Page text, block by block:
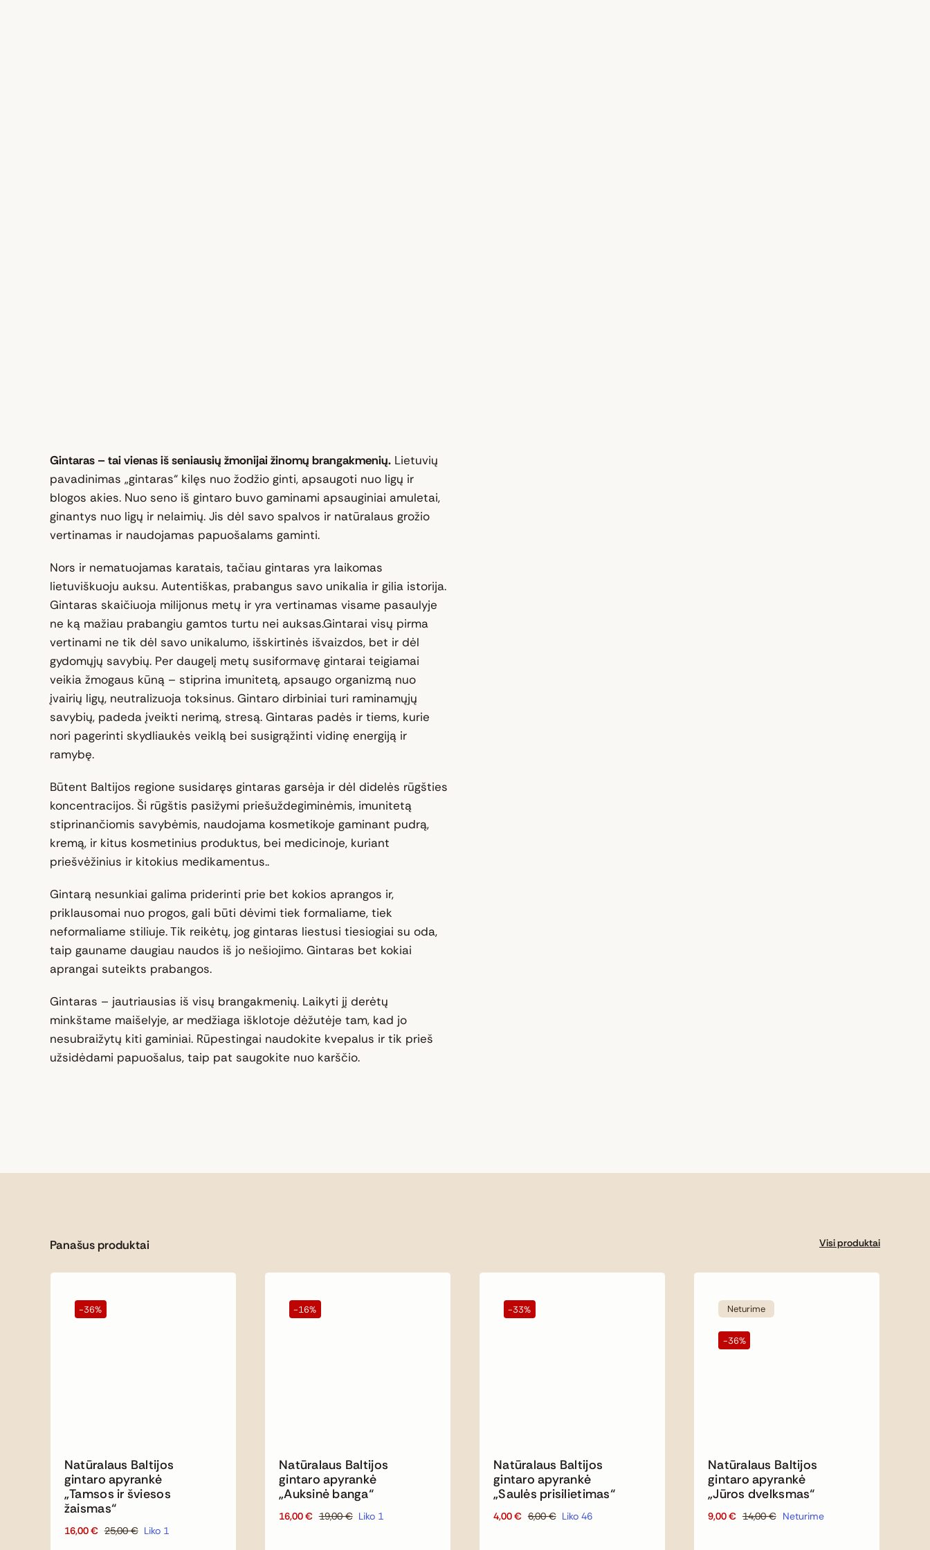
Gintaras – tai vienas iš seniausių žmonijai žinomų brangakmenių.Lietuvių
pavadinimas „gintaras“ kilęs nuo žodžio ginti, apsaugoti nuo ligų ir
blogos akies. Nuo seno iš gintaro buvo gaminami apsauginiai amuletai,
ginantys nuo ligų ir nelaimių. Jis dėl savo spalvos ir natūralaus grožio
vertinamas ir naudojamas papuošalams gaminti.
Nors ir nematuojamas karatais, tačiau gintaras yra laikomas
lietuviškuoju auksu. Autentiškas, prabangus savo unikalia ir gilia istorija.
Gintaras skaičiuoja milijonus metų ir yra vertinamas visame pasaulyje
ne ką mažiau prabangiu gamtos turtu nei auksas.Gintarai visų pirma
vertinami ne tik dėl savo unikalumo, išskirtinės išvaizdos, bet ir dėl
gydomųjų savybių. Per daugelį metų susiformavę gintarai teigiamai
veikia žmogaus kūną – stiprina imunitetą, apsaugo organizmą nuo
įvairių ligų, neutralizuoja toksinus. Gintaro dirbiniai turi raminamųjų
savybių, padeda įveikti nerimą, stresą. Gintaras padės ir tiems, kurie
nori pagerinti skydliaukės veiklą bei susigrąžinti vidinę energiją ir
ramybę.
Būtent Baltijos regione susidaręs gintaras garsėja ir dėl didelės rūgšties
koncentracijos. Ši rūgštis pasižymi priešuždegiminėmis, imunitetą
stiprinančiomis savybėmis, naudojama kosmetikoje gaminant pudrą,
kremą, ir kitus kosmetinius produktus, bei medicinoje, kuriant
priešvėžinius ir kitokius medikamentus..
Gintarą nesunkiai galima priderinti prie bet kokios aprangos ir,
priklausomai nuo progos, gali būti dėvimi tiek formaliame, tiek
neformaliame stiliuje. Tik reikėtų, jog gintaras liestusi tiesiogiai su oda,
taip gauname daugiau naudos iš jo nešiojimo. Gintaras bet kokiai
aprangai suteikts prabangos.
Gintaras – jautriausias iš visų brangakmenių. Laikyti jį derėtų
minkštame maišelyje, ar medžiaga išklotoje dėžutėje tam, kad jo
nesubraižytų kiti gaminiai. Rūpestingai naudokite kvepalus ir tik prieš
užsidėdami papuošalus, taip pat saugokite nuo karščio.
Panašus produktai Visi produktai
-36%
Natūralaus Baltijos
gintaro apyrankė
„Tamsos ir šviesos
žaismas“
25,00€
Original
16,00€
Current
Liko 1
-16%
Natūralaus Baltijos
gintaro apyrankė
„Auksinė banga“
19,00€
Original
16,00€
Current
Liko 1
-33%
Natūralaus Baltijos
gintaro apyrankė
„Saulės prisilietimas“
6,00€
Original
4,00€
Current
Liko 46
Neturime
-36%
Natūralaus Baltijos
gintaro apyrankė
„Jūros dvelksmas“
14,00€
Original
9,00€
Current
Neturime